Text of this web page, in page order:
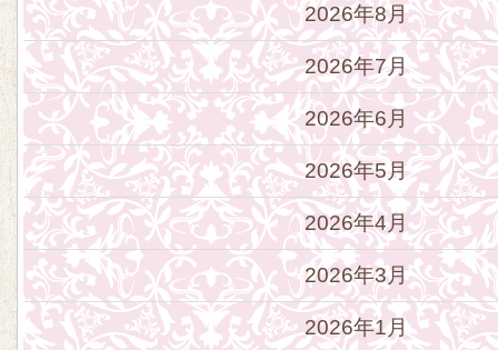
2026年8月
2026年7月
2026年6月
2026年5月
2026年4月
2026年3月
2026年1月